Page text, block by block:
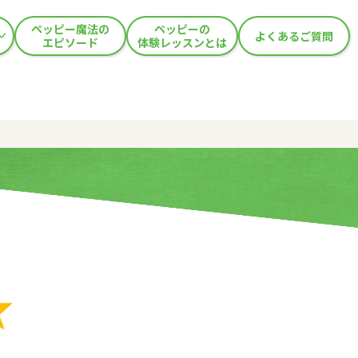
ペッピー魔法の
エピソード
ペッピーの
体験レッスンとは
よくあるご質問